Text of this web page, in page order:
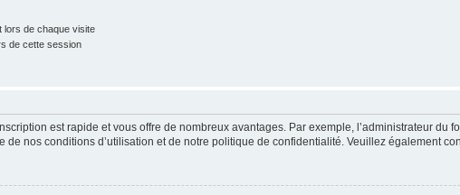
lors de chaque visite
de cette session
est rapide et vous offre de nombreux avantages. Par exemple, l’administrateur
nos conditions d’utilisation et de notre politique de confidentialité. Veuillez également